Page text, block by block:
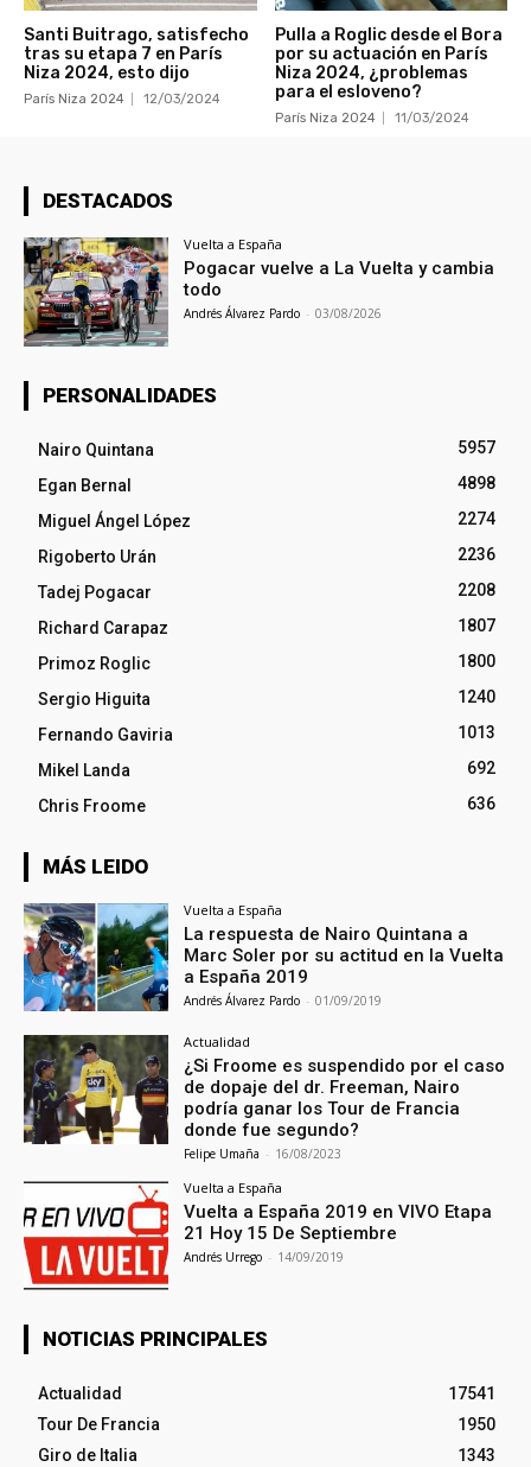
Santi Buitrago, satisfecho
tras su etapa 7 en París
Niza 2024, esto dijo
París Niza 2024 12/03/2024
Pulla a Roglic desde el Bora
por su actuación en París
Niza 2024, ¿problemas
para el esloveno?
París Niza 2024 11/03/2024
DESTACADOS
Vuelta a España
Pogacar vuelve a La Vuelta y cambia
todo
Andrés Álvarez Pardo - 03/08/2026
PERSONALIDADES
Nairo Quintana
5957
Egan Bernal
4898
Miguel Ángel López
2274
Rigoberto Urán
2236
Tadej Pogacar
2208
Richard Carapaz
1807
Primoz Roglic
1800
Sergio Higuita
1240
Fernando Gaviria
1013
Mikel Landa
692
Chris Froome
636
MÁS LEIDO
Vuelta a España
La respuesta de Nairo Quintana a
Marc Soler por su actitud en la Vuelta
a España 2019
Andrés Álvarez Pardo - 01/09/2019
Actualidad
¿Si Froome es suspendido por el caso
de dopaje del dr. Freeman, Nairo
podría ganar los Tour de Francia
donde fue segundo?
Felipe Umaña - 16/08/2023
Vuelta a España
Vuelta a España 2019 en VIVO Etapa
21 Hoy 15 De Septiembre
Andrés Urrego - 14/09/2019
NOTICIAS PRINCIPALES
Actualidad
17541
Tour De Francia
1950
Giro de Italia
1343